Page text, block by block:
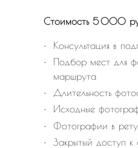
Стоимость 5 000
Консультация в
Подбор мест для
маршрута
Длительность
Исходные
Фотографии в
Закрытый доступ